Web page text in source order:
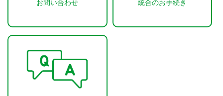
お問い合わせ
統合のお手続き